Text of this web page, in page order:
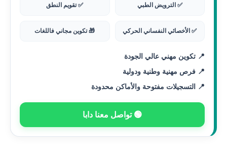
✅ الترويض الطبي ✅ تقويم النطق
✅ الأخصائي النفساني الحركي 🎁 تكوين مجاني فاللغات
📍 تكوين مهني عالي الجودة
📍 فرص مهنية وطنية ودولية
📍 التسجيلات مفتوحة والأماكن محدودة
🟢 تواصل معنا دابا